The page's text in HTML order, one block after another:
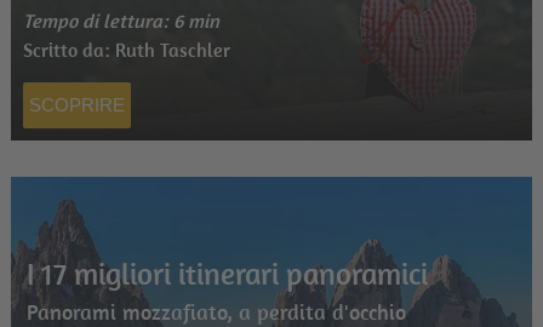
Tempo di lettura: 6 min
Scritto da: Ruth Taschler
SCOPRIRE
I 17 migliori itinerari panoramici
Panorami mozzafiato, a perdita d'occhio